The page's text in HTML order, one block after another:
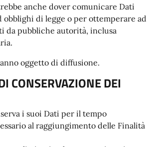
anche dover comunicare Dati
obblighi di legge o per ottemperare ad
da pubbliche autorità, inclusa
oggetto di diffusione.
CONSERVAZIONE DEI
i suoi Dati per il tempo
al raggiungimento delle Finalità